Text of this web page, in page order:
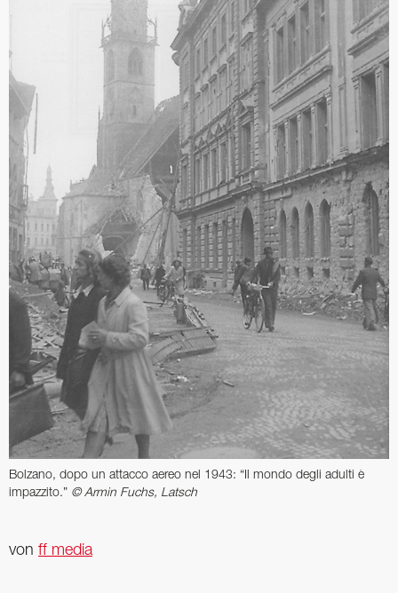
Bolzano, dopo un attacco aereo nel 1943: “Il mondo degli adulti è
impazzito.” © Armin Fuchs, Latsch
von ff media